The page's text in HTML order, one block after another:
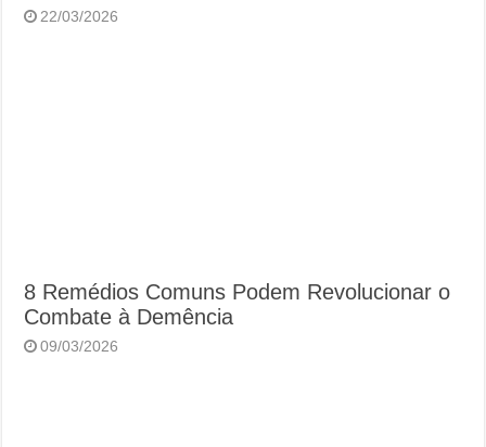
22/03/2026
8 Remédios Comuns Podem Revolucionar o
Combate à Demência
09/03/2026